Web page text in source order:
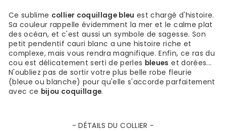
Ce sublime collier coquillage bleu est chargé d'histoire.
Sa couleur rappelle évidemment la mer et le calme plat
des océan, et c'est aussi un symbole de sagesse. Son
petit pendentif cauri blanc a une histoire riche et
complexe, mais vous rendra magnifique. Enfin, ce ras du
cou est délicatement serti de perles bleues et dorées...
N'oubliez pas de sortir votre plus belle robe fleurie
(bleue ou blanche) pour qu'elle s'accorde parfaitement
avec ce bijou coquillage.
- DÉTAILS DU COLLIER -